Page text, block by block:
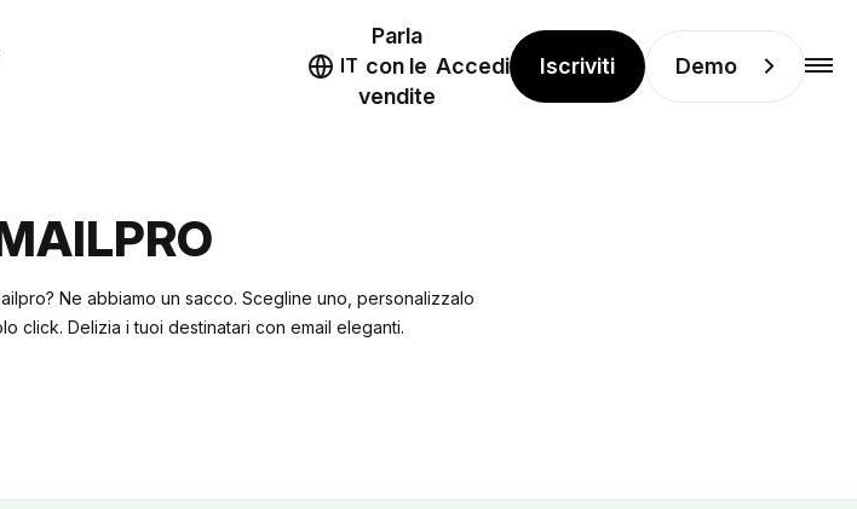
IT
Parla
con le
vendite
Accedi Iscriviti Demo
Ne abbiamo un sacco. Scegline uno, personalizzalo
click. Delizia i tuoi destinatari con email eleganti.